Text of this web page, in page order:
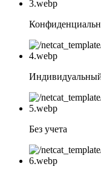
Без учета